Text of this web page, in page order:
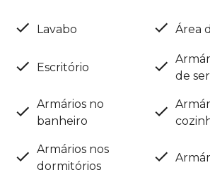
Lavabo Área
Escritório
de
Armários no
banheiro
Armários nos
dormitórios